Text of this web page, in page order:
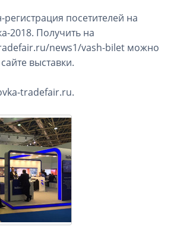
посетителей на
2018. Получить на
news1/vash-bilet можно
выставки.
tradefair.ru.